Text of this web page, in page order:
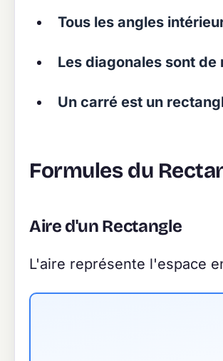
Tous les angles
Les diagonales sont de
Un carré est un
Formules du
Aire d'un Rectangle
L'aire représente l'espace